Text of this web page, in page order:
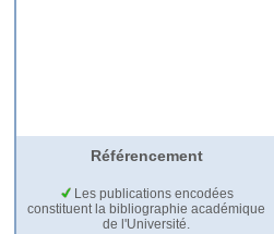
Référencement
Les publications encodées
constituent la bibliographie académique
de l'Université.